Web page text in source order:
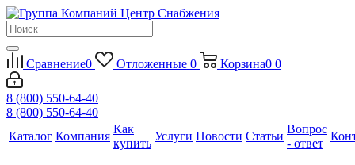
Сравнение0 Отложенные 0 Корзина0 0
8 (800) 550-64-40
8 (800) 550-64-40
Каталог Компания
Как
купить
Услуги Новости Статьи
Вопрос
- ответ